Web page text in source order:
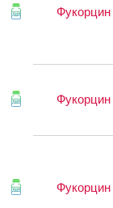
Фукорцин
Фукорцин
Фукорцин